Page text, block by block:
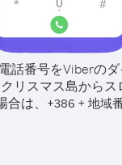
話番号をViberの
クリスマス島から
合は、
+386 + 地域